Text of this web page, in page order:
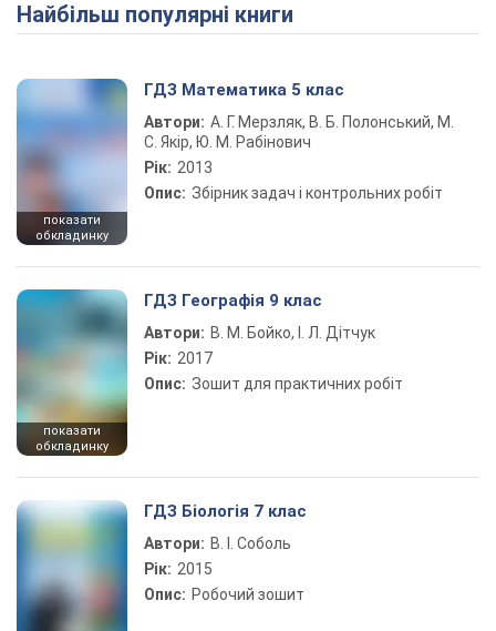
Найбільш популярні книги
показати
обкладинку
ГДЗ Математика 5 клас
Автори: А. Г. Мерзляк, В. Б. Полонський, М.
С. Якір, Ю. М. Рабінович
Рік: 2013
Опис: Збірник задач і контрольних робіт
показати
обкладинку
ГДЗ Географія 9 клас
Автори: В. М. Бойко, І. Л. Дітчук
Рік: 2017
Опис: Зошит для практичних робіт
ГДЗ Біологія 7 клас
Автори: В. І. Соболь
Рік: 2015
Опис: Робочий зошит